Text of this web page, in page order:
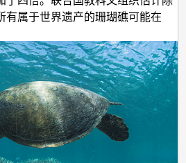
有属于世界遗产的珊瑚礁可能在